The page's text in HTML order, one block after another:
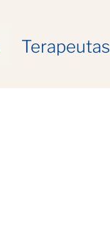
Terapeutas